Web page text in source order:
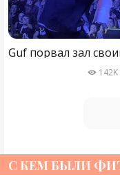
Guf порвал зал
142K
С КЕМ БЫЛИ